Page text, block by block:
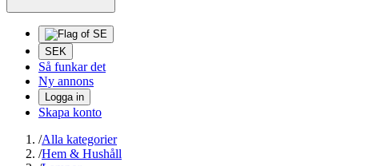
SEK
Så funkar det
Ny annons
Logga in
Skapa konto
/Alla kategorier
/Hem & Hushåll